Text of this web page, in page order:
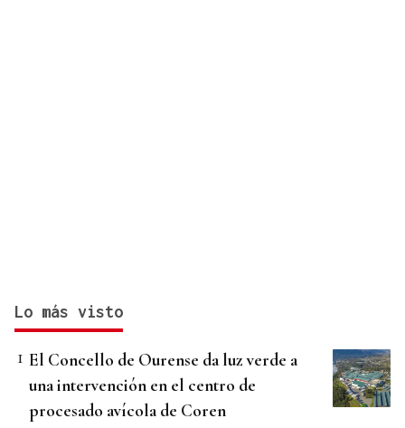
Lo más visto
El Concello de Ourense da luz verde a
una intervención en el centro de
procesado avícola de Coren